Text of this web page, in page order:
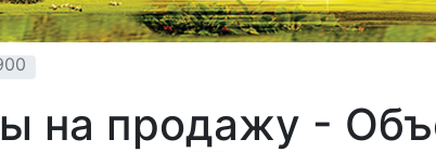
на продажу -